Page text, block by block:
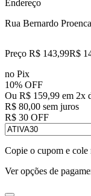
Endereço
Rua Bernardo
Preço R$ 143,99R$
no Pix
10% OFF
Ou R$ 159,99 em 2x
R$ 80,00 sem juros
R$ 30 OFF
Copie o cupom e
Ver opções de